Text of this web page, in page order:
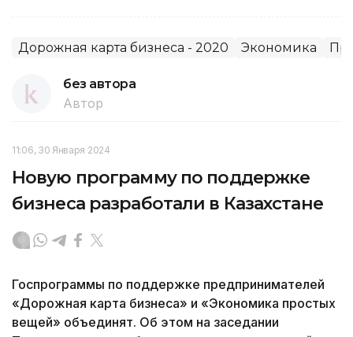
Дорожная карта бизнеса - 2020 Экономика
без автора
Автор
11:06, 30 Января 2024
Новую программу по поддержке
бизнеса разработали в Казахстане
Госпрограммы по поддержке предпринимателей
«Дорожная карта бизнеса» и «Экономика простых
вещей» объединят. Об этом на заседании